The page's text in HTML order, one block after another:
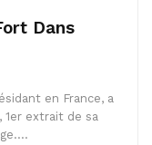
Dans
en France, a
1er extrait de sa